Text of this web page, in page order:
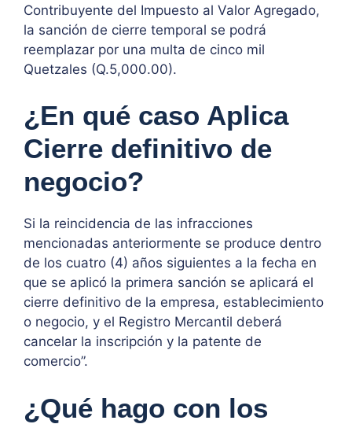
Contribuyente del Impuesto al Valor Agregado,
la sanción de cierre temporal se podrá
reemplazar por una multa de cinco mil
Quetzales (Q.5,000.00).
¿En qué caso Aplica
Cierre definitivo de
negocio?
Si la reincidencia de las infracciones
mencionadas anteriormente se produce dentro
de los cuatro (4) años siguientes a la fecha en
que se aplicó la primera sanción se aplicará el
cierre definitivo de la empresa, establecimiento
o negocio, y el Registro Mercantil deberá
cancelar la inscripción y la patente de
comercio”.
¿Qué hago con los